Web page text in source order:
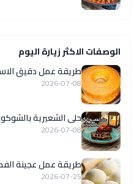
الوصفات الاكثر زيارة اليوم
طريقة عمل دقيق
2026-07-08
حلى الشعيرية
2026-07-08
طريقة عمل عجينة
2026-07-25